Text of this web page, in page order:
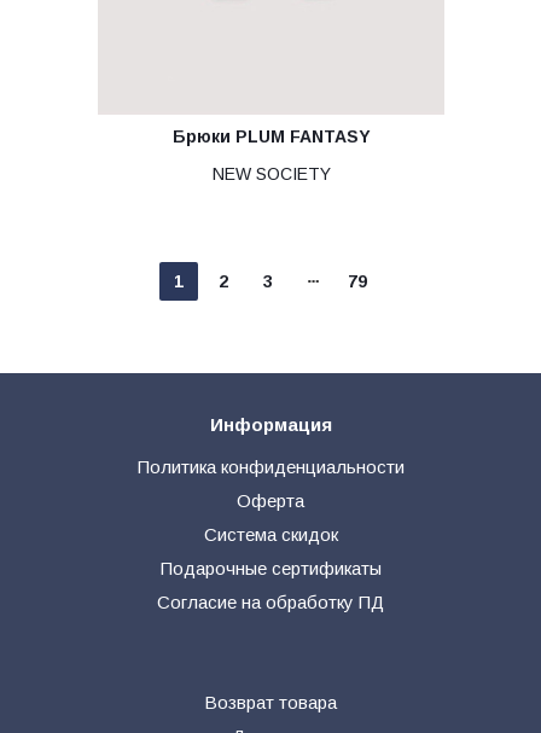
Брюки PLUM FANTASY
NEW SOCIETY
1 2 3 79
Информация
Политика конфиденциальности
Оферта
Система скидок
Подарочные сертификаты
Согласие на обработку ПД
Возврат товара